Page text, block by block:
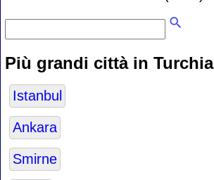
Più grandi città in Turchia
Istanbul
Ankara
Smirne